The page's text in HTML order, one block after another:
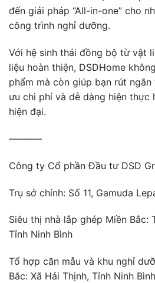
đến giải pháp “All-in-one” cho
công trình nghỉ dưỡng.
Với hệ sinh thái đồng bộ từ vật
liệu hoàn thiện, DSDHome
phẩm mà còn giúp bạn rút
ưu chi phí và dễ dàng hiện thực
hiện đại.
———–
Công ty Cổ phần Đầu tư DSD
Trụ sở chính: Số 11, Gamuda
Siêu thị nhà lắp ghép Miền Bắc:
Tỉnh Ninh Bình
Tổ hợp căn mẫu và khu nghỉ
Bắc: Xã Hải Thịnh, Tỉnh Ninh Bình